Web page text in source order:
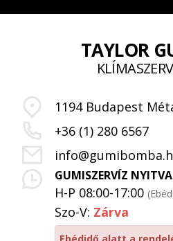
TAYLOR
1194 Budapest
+36 (1) 280 6567
GUMISZERVÍZ
H-P 08:00-17:00
Szo-V: Zárva